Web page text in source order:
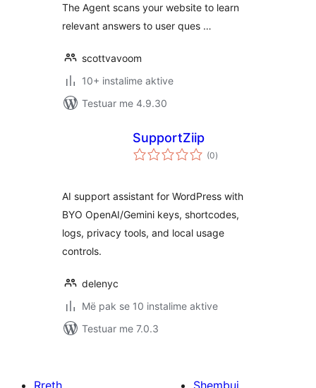
The Agent scans your website to learn
relevant answers to user ques …
scottvavoom
10+ instalime aktive
Testuar me 4.9.30
SupportZiip
(0vlerësime
gjithsej
)
AI support assistant for WordPress with
BYO OpenAI/Gemini keys, shortcodes,
logs, privacy tools, and local usage
controls.
delenyc
Më pak se 10 instalime aktive
Testuar me 7.0.3
Rreth
Shembuj